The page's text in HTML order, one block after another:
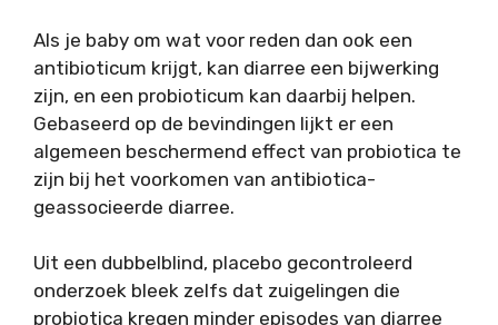
Als je baby om wat voor reden dan ook een
antibioticum krijgt, kan diarree een bijwerking
zijn, en een probioticum kan daarbij helpen.
Gebaseerd op de bevindingen lijkt er een
algemeen beschermend effect van probiotica te
zijn bij het voorkomen van antibiotica-
geassocieerde diarree.
Uit een dubbelblind, placebo gecontroleerd
onderzoek bleek zelfs dat zuigelingen die
probiotica kregen minder episodes van diarree